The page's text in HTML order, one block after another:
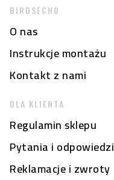
BIRDSECHO
O nas
Instrukcje montażu
Kontakt z nami
DLA KLIENTA
Regulamin sklepu
Pytania i odpowiedzi
Reklamacje i zwroty